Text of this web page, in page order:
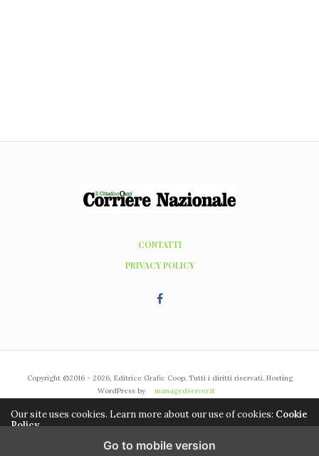
CONTATTI
PRIVACY POLICY
Copyright ©2016 - 2026, Editrice Grafic Coop. Tutti i diritti riservati. Hosting
WordPress by
managedserver.it
Our site uses cookies. Learn more about our use of cookies: Cookie
Policy
ACCEPT
Go to mobile version